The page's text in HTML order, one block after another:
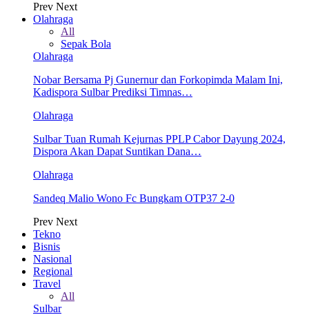
Prev Next
Olahraga
All
Sepak Bola
Olahraga
Nobar Bersama Pj Gunernur dan Forkopimda Malam Ini,
Kadispora Sulbar Prediksi Timnas…
Olahraga
Sulbar Tuan Rumah Kejurnas PPLP Cabor Dayung 2024,
Dispora Akan Dapat Suntikan Dana…
Olahraga
Sandeq Malio Wono Fc Bungkam OTP37 2-0
Prev Next
Tekno
Bisnis
Nasional
Regional
Travel
All
Sulbar